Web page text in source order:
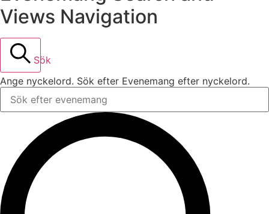
Views Navigation
Sök
Ange nyckelord. Sök efter Evenemang efter nyckelord.